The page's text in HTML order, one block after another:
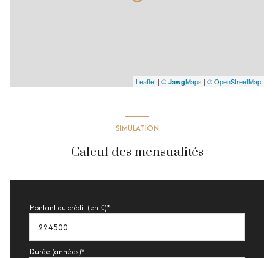
Leaflet | © JawgMaps | © OpenStreetMap
SIMULATION
Calcul des mensualités
Montant du crédit (en €)*
Durée (années)*